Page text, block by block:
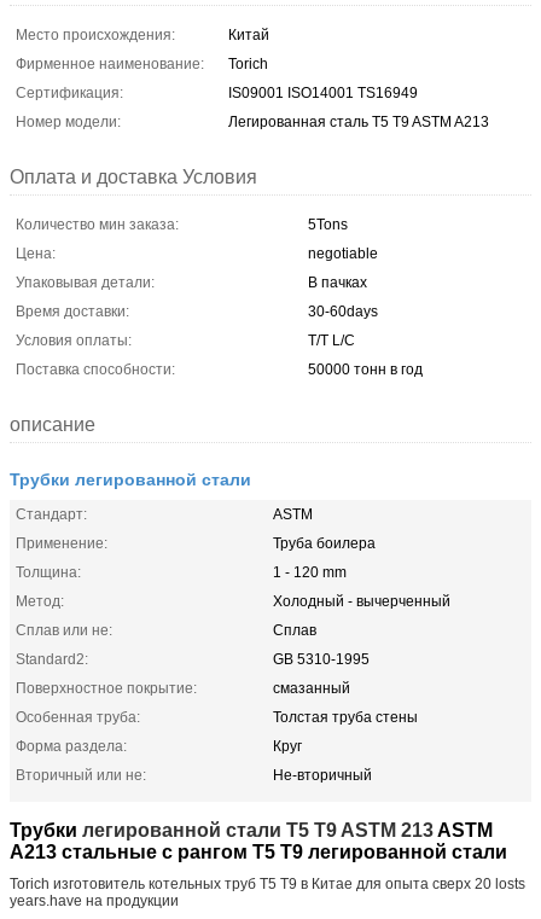
Место происхождения:
Китай
Фирменное наименование:
Torich
Сертификация:
IS09001 ISO14001 TS16949
Номер модели:
Легированная сталь T5 T9 ASTM A213
Оплата и доставка Условия
Количество мин заказа:
5Tons
Цена:
negotiable
Упаковывая детали:
В пачках
Время доставки:
30-60days
Условия оплаты:
T/T L/C
Поставка способности:
50000 тонн в год
описание
Трубки легированной стали
Стандарт:
ASTM
Применение:
Труба боилера
Толщина:
1 - 120 mm
Метод:
Холодный - вычерченный
Сплав или не:
Сплав
Standard2:
GB 5310-1995
Поверхностное покрытие:
смазанный
Особенная труба:
Толстая труба стены
Форма раздела:
Круг
Вторичный или не:
Не-вторичный
Трубки легированной стали T5 T9 ASTM 213ASTM
A213 стальные с рангом T5 T9 легированной стали
Torich изготовитель котельных труб T5 T9 в Китае для опыта сверх 20 losts
years.have на продукции